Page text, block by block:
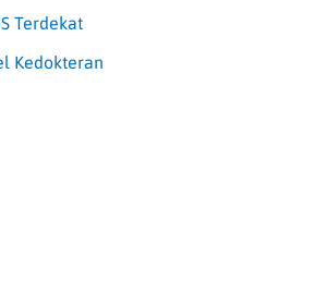
Terdekat
Kedokteran